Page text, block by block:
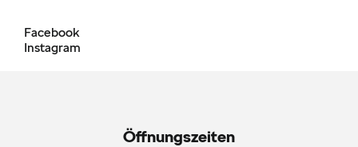
Facebook
Instagram
Öffnungszeiten